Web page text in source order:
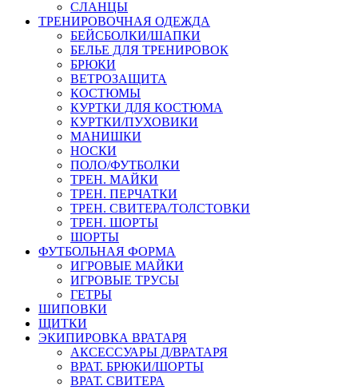
СЛАНЦЫ
ТРЕНИРОВОЧНАЯ ОДЕЖДА
БЕЙСБОЛКИ/ШАПКИ
БЕЛЬЕ ДЛЯ ТРЕНИРОВОК
БРЮКИ
ВЕТРОЗАЩИТА
КОСТЮМЫ
КУРТКИ ДЛЯ КОСТЮМА
КУРТКИ/ПУХОВИКИ
МАНИШКИ
НОСКИ
ПОЛО/ФУТБОЛКИ
ТРЕН. МАЙКИ
ТРЕН. ПЕРЧАТКИ
ТРЕН. СВИТЕРА/ТОЛСТОВКИ
ТРЕН. ШОРТЫ
ШОРТЫ
ФУТБОЛЬНАЯ ФОРМА
ИГРОВЫЕ МАЙКИ
ИГРОВЫЕ ТРУСЫ
ГЕТРЫ
ШИПОВКИ
ЩИТКИ
ЭКИПИРОВКА ВРАТАРЯ
АКСЕССУАРЫ Д/ВРАТАРЯ
ВРАТ. БРЮКИ/ШОРТЫ
ВРАТ. СВИТЕРА